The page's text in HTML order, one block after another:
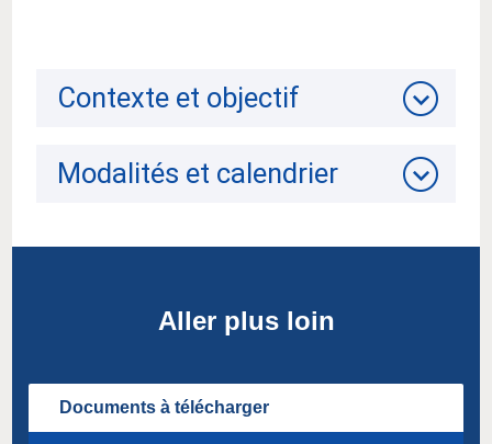
Contexte et objectif
Modalités et calendrier
Aller plus loin
Documents à télécharger